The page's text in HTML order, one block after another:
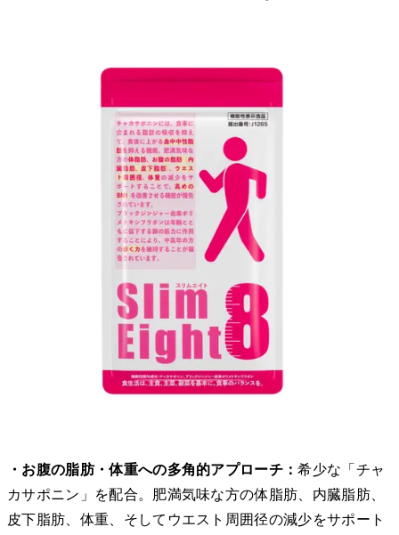
・お腹の脂肪・体重への多角的アプローチ：希少な「チャ
カサポニン」を配合。肥満気味な方の体脂肪、内臓脂肪、
皮下脂肪、体重、そしてウエスト周囲径の減少をサポート